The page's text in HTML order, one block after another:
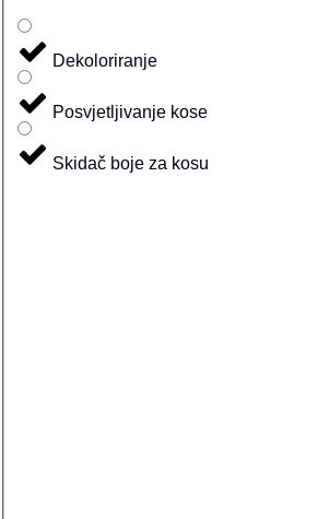
Dekoloriranje
Posvjetljivanje kose
Skidač boje za kosu